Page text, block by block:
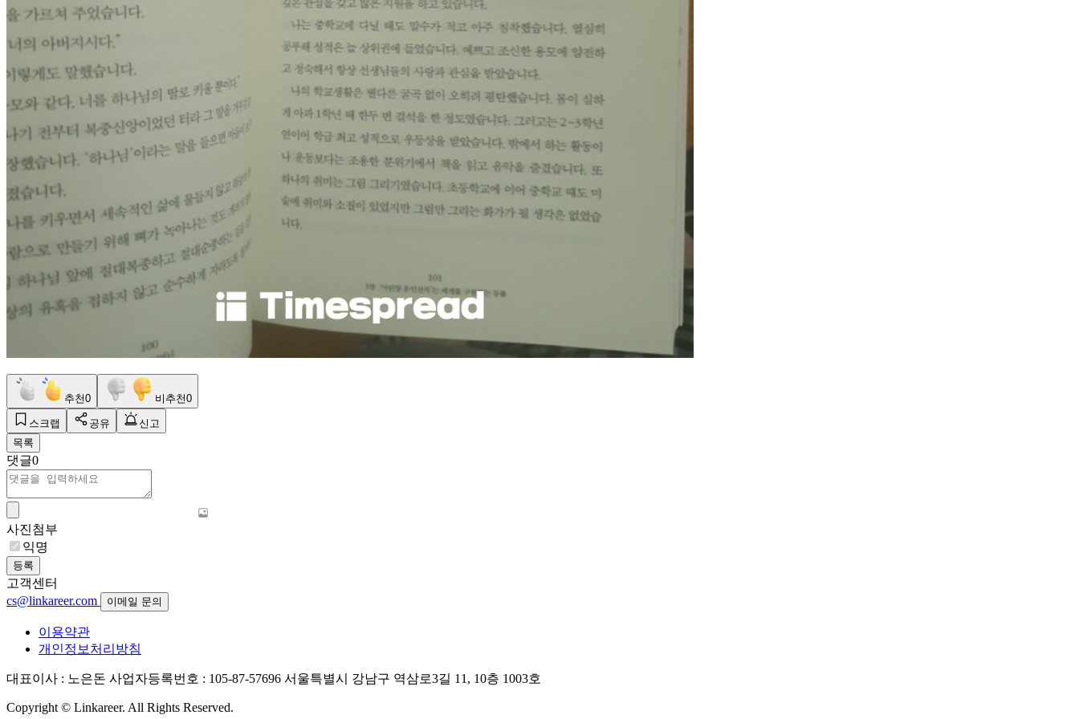
추천0 비추천0
스크랩 공유
신고
목록
댓글0
사진첨부
익명
등록
고객센터
cs@linkareer.com
이메일 문의
이용약관
개인정보처리방침
대표이사 : 노은돈 사업자등록번호 : 105-87-57696 서울특별시 강남구 역삼로3길 11, 10층 1003호
Copyright © Linkareer. All Rights Reserved.